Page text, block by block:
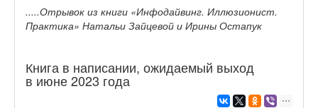
.....Отрывок из книги «Инфодайвинг. Иллюзионист.
Практика» Натальи Зайцевой и Ирины Остапук
Книга в написании, ожидаемый выход
в июне 2023 года